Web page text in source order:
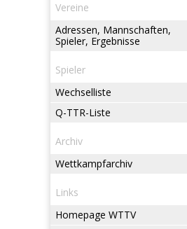
Vereine
Adressen, Mannschaften,
Spieler, Ergebnisse
Spieler
Wechselliste
Q-TTR-Liste
Archiv
Wettkampfarchiv
Links
Homepage WTTV